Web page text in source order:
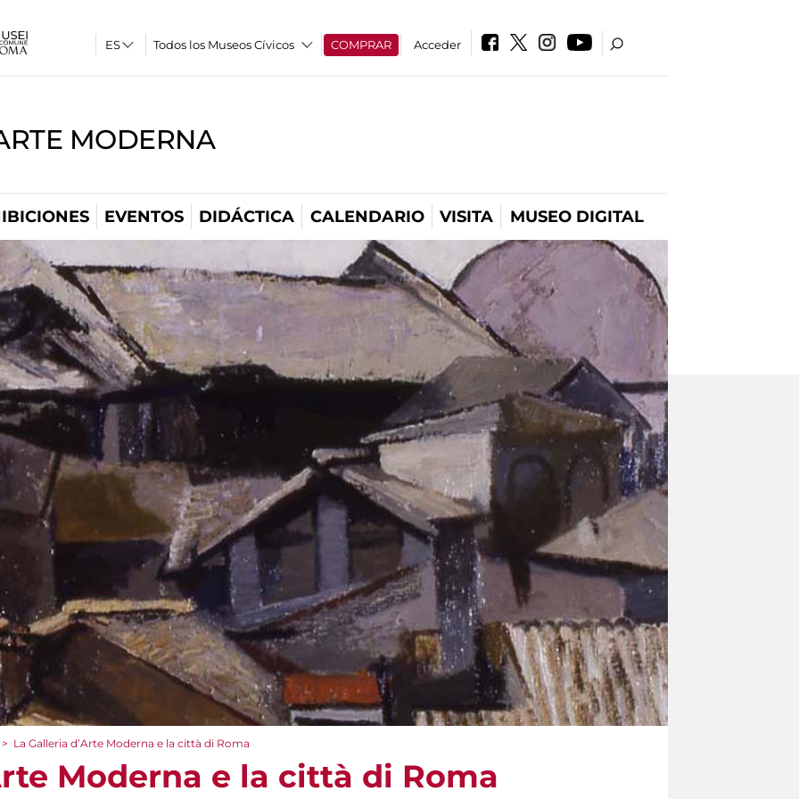
Todos los Museos Cívicos COMPRAR Acceder
MODERNA
EVENTOS DIDÁCTICA CALENDARIO VISITA MUSEO DIGITAL
> La Galleria d’Arte Moderna e la città di Roma
Moderna e la città di Roma